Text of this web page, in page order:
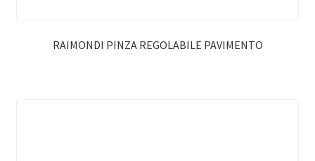
RAIMONDI PINZA REGOLABILE PAVIMENTO